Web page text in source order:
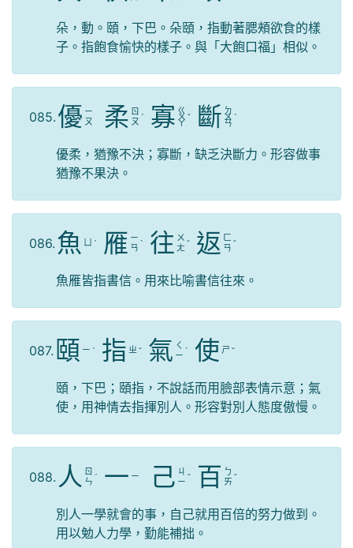
朵，動。頤，下巴。朵頤，指動著腮頰欲食的樣
子。指飽食愉快的樣子。與「大飽口福」相似。
085. 優 ㄧ
ㄡ
柔 ㄖ
ㄡ ˊ 寡 ㄍ
ㄨ
ㄚ
ˇ 斷 ㄉ
ㄨ
ㄢ
ˋ
優柔，猶豫不決；寡斷，缺乏決斷力。形容做事
猶豫不果決。
086. 魚 ˊ 雁 ㄧ
ㄢ ˋ 往 ㄨ
ㄤ ˇ 返 ㄈ
ㄢ ˇ
魚雁皆指書信。用來比喻書信往來。
087. 頤 ㄧ ˊ 指 ㄓ ˇ 氣 ㄑ
ㄧ ˋ 使 ㄕ ˇ
頤，下巴；頤指，不說話而用臉部表情示意；氣
使，用神情去指揮別人。形容對別人態度傲慢。
088. 人 ㄖ
ㄣ ˊ 一 ㄧ 己 ㄐ
ㄧ ˇ 百 ㄅ
ㄞ ˇ
別人一學就會的事，自己就用百倍的努力做到。
用以勉人力學，勤能補拙。